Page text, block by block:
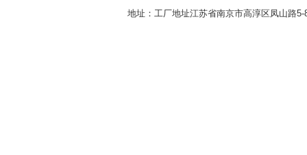
地址：工厂地址江苏省南京市高淳区凤山